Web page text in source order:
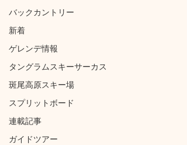
バックカントリー
新着
ゲレンデ情報
タングラムスキーサーカス
斑尾高原スキー場
スプリットボード
連載記事
ガイドツアー